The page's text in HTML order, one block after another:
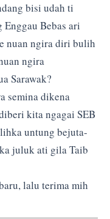
bisi udah ti
Bebas ari
nuan ngira diri bulih
ngira
Sarawak?
semina dikena
kita ngagai SEB
untung bejuta-
juluk ati gila Taib
lalu terima mih